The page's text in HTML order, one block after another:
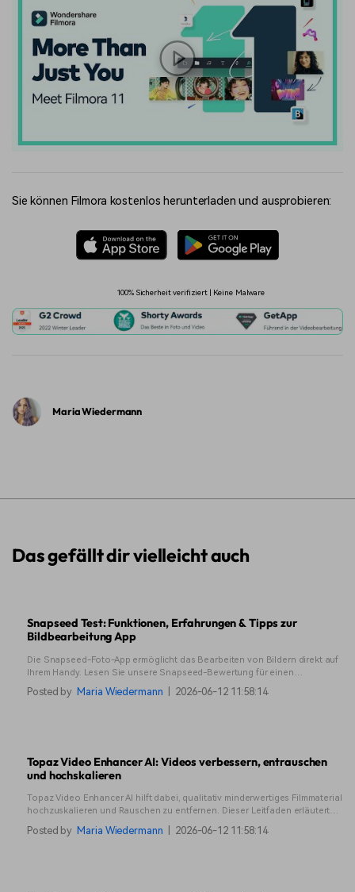
Sie können Filmora kostenlos herunterladen und ausprobieren:
100% Sicherheit verifiziert | Keine Malware
Maria Wiedermann
Das gefällt dir vielleicht auch
Snapseed Test: Funktionen, Erfahrungen & Tipps zur
Bildbearbeitung App
Die Snapseed-Foto-App ermöglicht das Bearbeiten von Bildern direkt auf
Ihrem Handy. Lesen Sie unsere Snapseed-Bewertung für einen
vollständigen Leitfaden zu den Funktionen und zu dem, was sie am
besten kann.
Posted by Maria Wiedermann 2026-06-12 11:58:14
Topaz Video Enhancer AI: Videos verbessern, entrauschen
und hochskalieren
Topaz Video Enhancer AI hilft dabei, qualitativ minderwertiges Filmmaterial
hochzuskalieren und Rauschen zu entfernen. Dieser Leitfaden erläutert
die Leistung, den Arbeitsablauf, die Vor- und Nachteile sowie Situationen,
in denen andere Tools besser geeignet sein könnten.
Posted by Maria Wiedermann 2026-06-12 11:58:14